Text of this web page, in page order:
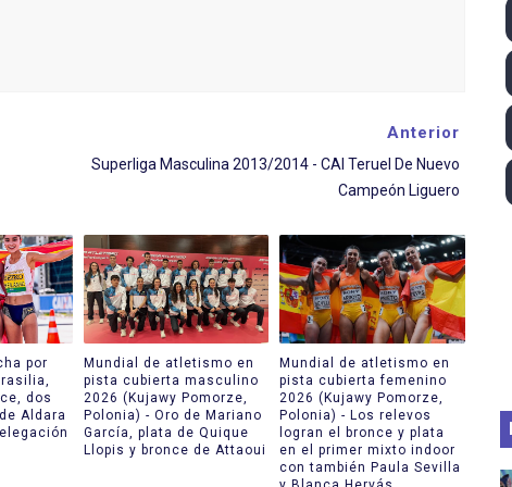
League 2026 - Las Utah Talons son bicampeonas de la AUSL
2026 (Oklahoma City, Estados Unidos) - Miquel Travé
2026 - Tadej Pogacar entra en el selecto grupo de los
- Lando Norris consigue en Hungría su primera victoria
Anterior
Superliga Masculina 2013/2014 - CAI Teruel De Nuevo
Campeón Liguero
por
dos
Aldara
Mundial de atletismo en
pista cubierta masculino
2026 (Kujawy Pomorze,
Polonia) - Oro de Mariano
García, plata de Quique
Llopis y bronce de Attaoui
Mundial de atletismo en
pista cubierta femenino
2026 (Kujawy Pomorze,
Polonia) - Los relevos
logran el bronce y plata
en el primer mixto indoor
con también Paula Sevilla